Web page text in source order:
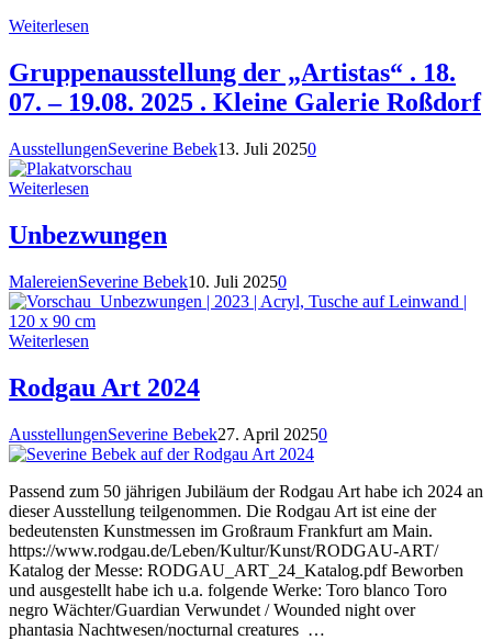
Weiterlesen
Gruppenausstellung der „Artistas“ . 18.
07. – 19.08. 2025 . Kleine Galerie Roßdorf
AusstellungenSeverine Bebek13. Juli 20250
Weiterlesen
Unbezwungen
MalereienSeverine Bebek10. Juli 20250
Weiterlesen
Rodgau Art 2024
AusstellungenSeverine Bebek27. April 20250
Passend zum 50 jährigen Jubiläum der Rodgau Art habe ich 2024 an
dieser Ausstellung teilgenommen. Die Rodgau Art ist eine der
bedeutensten Kunstmessen im Großraum Frankfurt am Main.
https://www.rodgau.de/Leben/Kultur/Kunst/RODGAU-ART/
Katalog der Messe: RODGAU_ART_24_Katalog.pdf Beworben
und ausgestellt habe ich u.a. folgende Werke: Toro blanco Toro
negro Wächter/Guardian Verwundet / Wounded night over
phantasia Nachtwesen/nocturnal creatures …